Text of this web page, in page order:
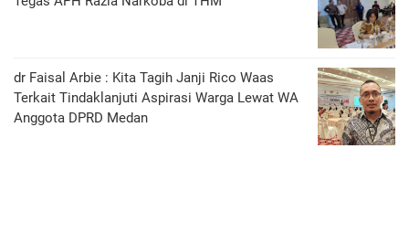
dr Faisal Arbie : Kita Tagih Janji Rico Waas
Terkait Tindaklanjuti Aspirasi Warga Lewat WA
Anggota DPRD Medan